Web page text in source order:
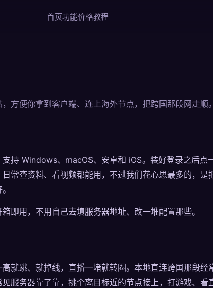
首页功能价格教程
方便你拿到客户端、连上海外节点，把跨国那段网走顺。
持 Windows、macOS、安卓和 iOS。装好登录之后点
常查资料、看视频都能用，不过我们花心思最多的，是
即用，不用自己去填服务器地址、改一堆配置那些。
就跳、就掉线，直播一堵就转圈。本地直连跨国那段经
服务器靠了靠，挑个离目标近的节点接上，打游戏、看